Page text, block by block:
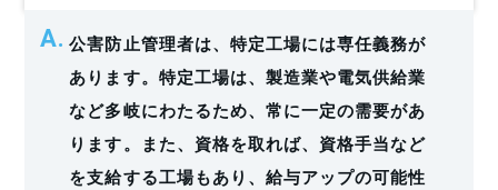
公害防止管理者は、特定工場には専任義務が
あります。特定工場は、製造業や電気供給業
など多岐にわたるため、常に一定の需要があ
ります。また、資格を取れば、資格手当など
を支給する工場もあり、給与アップの可能性